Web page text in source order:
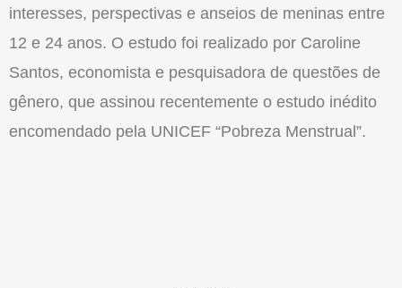
interesses, perspectivas e anseios de meninas entre
12 e 24 anos. O estudo foi realizado por Caroline
Santos, economista e pesquisadora de questões de
gênero, que assinou recentemente o estudo inédito
encomendado pela UNICEF “Pobreza Menstrual”.